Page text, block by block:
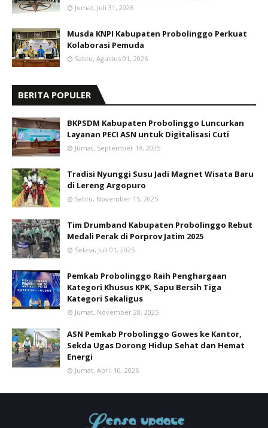
Jumat, Juli 31, 2026
Musda KNPI Kabupaten Probolinggo Perkuat
Kolaborasi Pemuda
Sabtu, Agustus 01, 2026
BERITA POPULER
BKPSDM Kabupaten Probolinggo Luncurkan
Layanan PECI ASN untuk Digitalisasi Cuti
Jumat, September 19, 2025
Tradisi Nyunggi Susu Jadi Magnet Wisata Baru
di Lereng Argopuro
Sabtu, November 15, 2025
Tim Drumband Kabupaten Probolinggo Rebut
Medali Perak di Porprov Jatim 2025
Selasa, Juli 01, 2025
Pemkab Probolinggo Raih Penghargaan
Kategori Khusus KPK, Sapu Bersih Tiga
Kategori Sekaligus
Jumat, November 28, 2025
ASN Pemkab Probolinggo Gowes ke Kantor,
Sekda Ugas Dorong Hidup Sehat dan Hemat
Energi
Jumat, April 10, 2026